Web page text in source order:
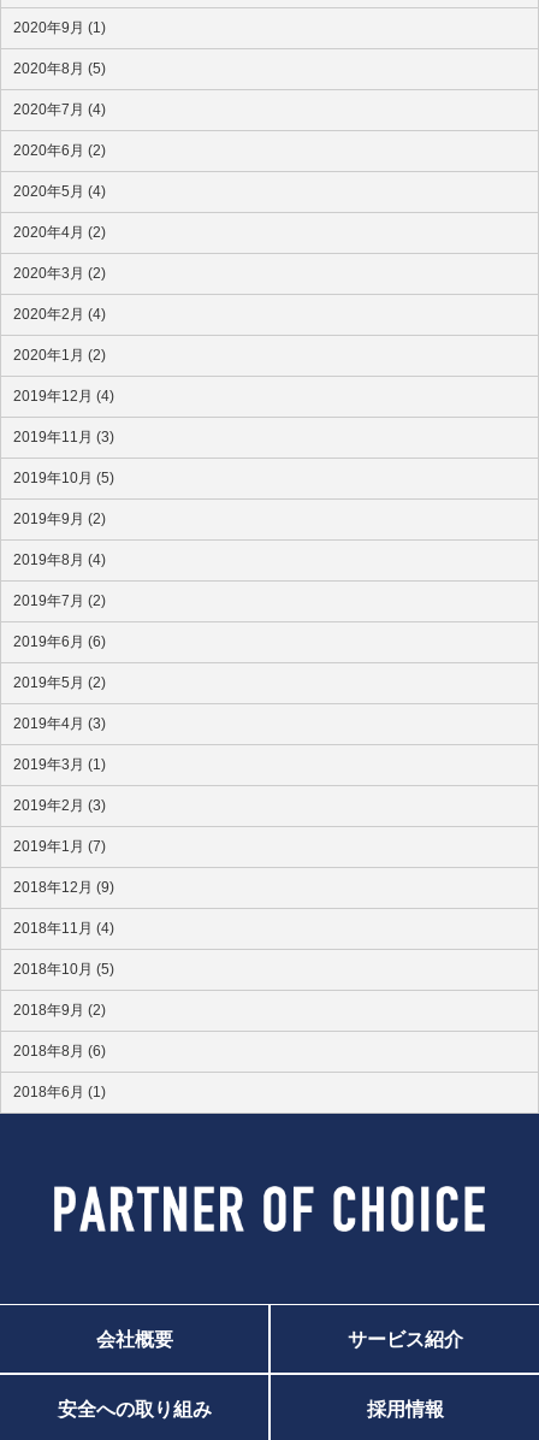
2020年9月 (1)
2020年8月 (5)
2020年7月 (4)
2020年6月 (2)
2020年5月 (4)
2020年4月 (2)
2020年3月 (2)
2020年2月 (4)
2020年1月 (2)
2019年12月 (4)
2019年11月 (3)
2019年10月 (5)
2019年9月 (2)
2019年8月 (4)
2019年7月 (2)
2019年6月 (6)
2019年5月 (2)
2019年4月 (3)
2019年3月 (1)
2019年2月 (3)
2019年1月 (7)
2018年12月 (9)
2018年11月 (4)
2018年10月 (5)
2018年9月 (2)
2018年8月 (6)
2018年6月 (1)
会社概要 サービス紹介
安全への取り組み 採用情報